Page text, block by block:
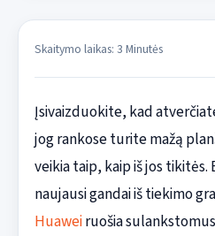
Skaitymo laikas: 3 Minutės
Įsivaizduokite, kad
jog rankose turite mažą
veikia taip, kaip iš jos
naujausi gandai iš tiekimo
Huaweiruošia